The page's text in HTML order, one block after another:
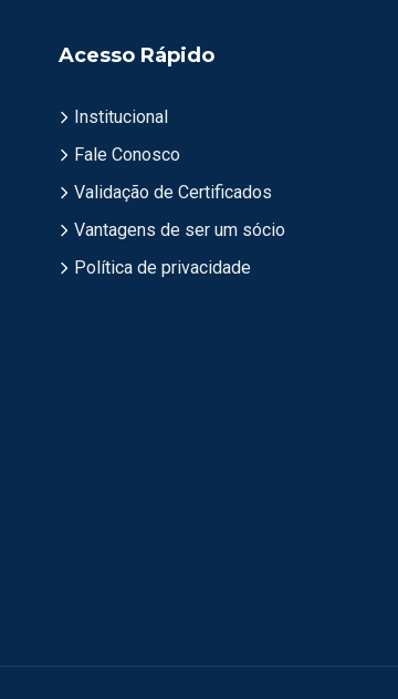
Acesso Rápido
Institucional
Fale Conosco
Validação de Certificados
Vantagens de ser um sócio
Política de privacidade